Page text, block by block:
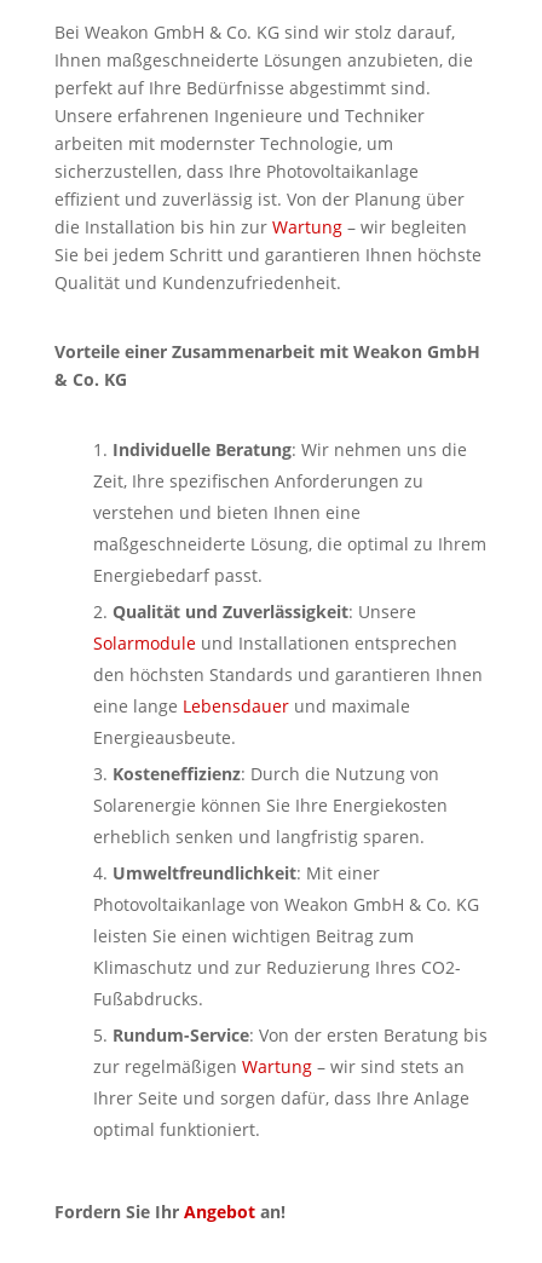
Bei Weakon GmbH & Co. KG sind wir stolz darauf,
Ihnen maßgeschneiderte Lösungen anzubieten, die
perfekt auf Ihre Bedürfnisse abgestimmt sind.
Unsere erfahrenen Ingenieure und Techniker
arbeiten mit modernster Technologie, um
sicherzustellen, dass Ihre Photovoltaikanlage
effizient und zuverlässig ist. Von der Planung über
die Installation bis hin zur Wartung– wir begleiten
Sie bei jedem Schritt und garantieren Ihnen höchste
Qualität und Kundenzufriedenheit.
Vorteile einer Zusammenarbeit mit Weakon GmbH
& Co. KG
Individuelle Beratung: Wir nehmen uns die
Zeit, Ihre spezifischen Anforderungen zu
verstehen und bieten Ihnen eine
maßgeschneiderte Lösung, die optimal zu Ihrem
Energiebedarf passt.
Qualität und Zuverlässigkeit: Unsere
Solarmoduleund Installationen entsprechen
den höchsten Standards und garantieren Ihnen
eine lange Lebensdauerund maximale
Energieausbeute.
Kosteneffizienz: Durch die Nutzung von
Solarenergie können Sie Ihre Energiekosten
erheblich senken und langfristig sparen.
Umweltfreundlichkeit: Mit einer
Photovoltaikanlage von Weakon GmbH & Co. KG
leisten Sie einen wichtigen Beitrag zum
Klimaschutz und zur Reduzierung Ihres CO2-
Fußabdrucks.
Rundum-Service: Von der ersten Beratung bis
zur regelmäßigen Wartung– wir sind stets an
Ihrer Seite und sorgen dafür, dass Ihre Anlage
optimal funktioniert.
Fordern Sie Ihr Angebotan!